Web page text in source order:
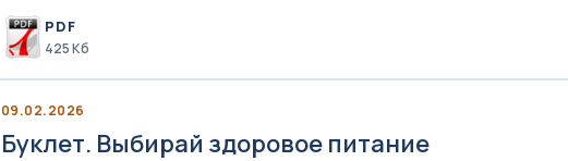
PDF
425 Кб
09.02.2026
Буклет. Выбирай здоровое питание